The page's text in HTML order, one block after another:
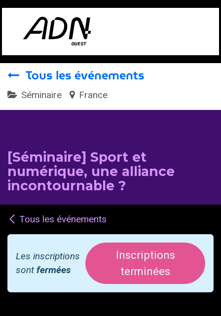
Se rendre au contenu
Tous les événements
Séminaire France
[Séminaire] Sport et
numérique, une alliance
incontournable ?
Tous les événements
Les inscriptions
sont fermées
Inscriptions
terminées